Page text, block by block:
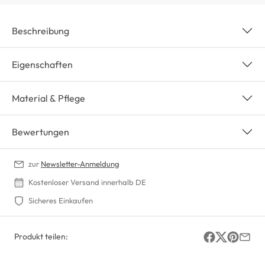
Beschreibung
Eigenschaften
Material & Pflege
Bewertungen
zur Newsletter-Anmeldung
Kostenloser Versand innerhalb DE
Sicheres Einkaufen
Produkt teilen: